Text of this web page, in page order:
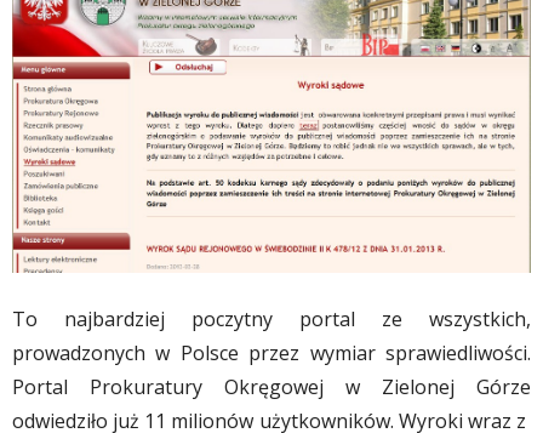
To najbardziej poczytny portal ze wszystkich,
prowadzonych w Polsce przez wymiar sprawiedliwości.
Portal Prokuratury Okręgowej w Zielonej Górze
odwiedziło już 11 milionów użytkowników. Wyroki wraz z